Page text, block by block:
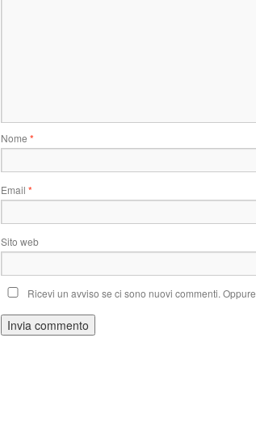
Nome *
Email *
Sito web
Ricevi un avviso se ci sono nuovi commenti. Oppure